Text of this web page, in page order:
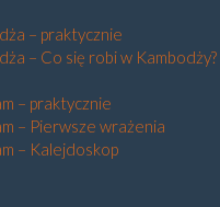
– praktycznie
– Co się robi w Kambodży?
– praktycznie
– Pierwsze wrażenia
– Kalejdoskop